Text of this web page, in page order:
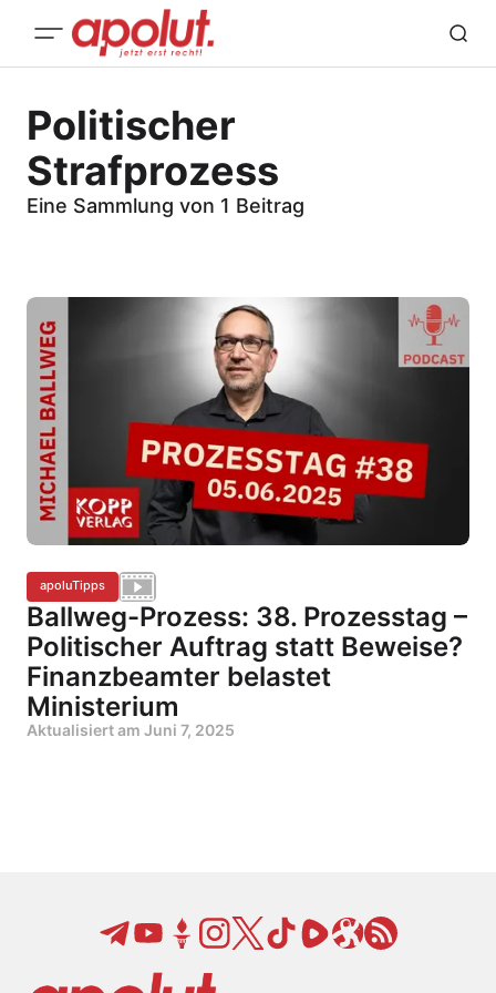
Politischer
Strafprozess
Eine Sammlung von 1 Beitrag
apoluTipps
Ballweg-Prozess: 38. Prozesstag –
Politischer Auftrag statt Beweise?
Finanzbeamter belastet
Ministerium
Aktualisiert am Juni 7, 2025